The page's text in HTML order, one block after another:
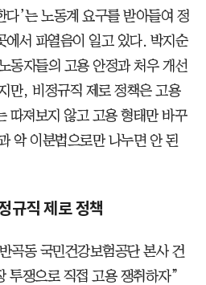
다’는 노동계 요구를 받아들여 정
에서 파열음이 일고 있다. 박지순
동자들의 고용 안정과 처우 개선
만, 비정규직 제로 정책은 고용
따져보지 않고 고용 형태만 바꾸
악 이분법으로만 나누면 안 된
규직 제로 정책
곡동 국민건강보험공단 본사 건
투쟁으로 직접 고용 쟁취하자”